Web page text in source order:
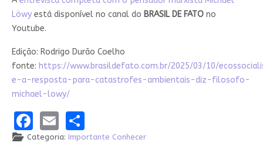
Löwyestá disponível no canal do BRASIL DE FATO no
Youtube.
Edição: Rodrigo Durão Coelho
fonte: https://www.brasildefato.com.br/2025/03/10/
e-a-resposta-para-catastrofes-ambientais-diz-filosofo-
michael-lowy/
Facebook
EmailShare
Categoria: Importante Conhecer